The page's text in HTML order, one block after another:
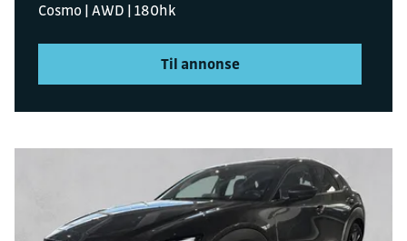
Cosmo | AWD | 180hk
Til annonse